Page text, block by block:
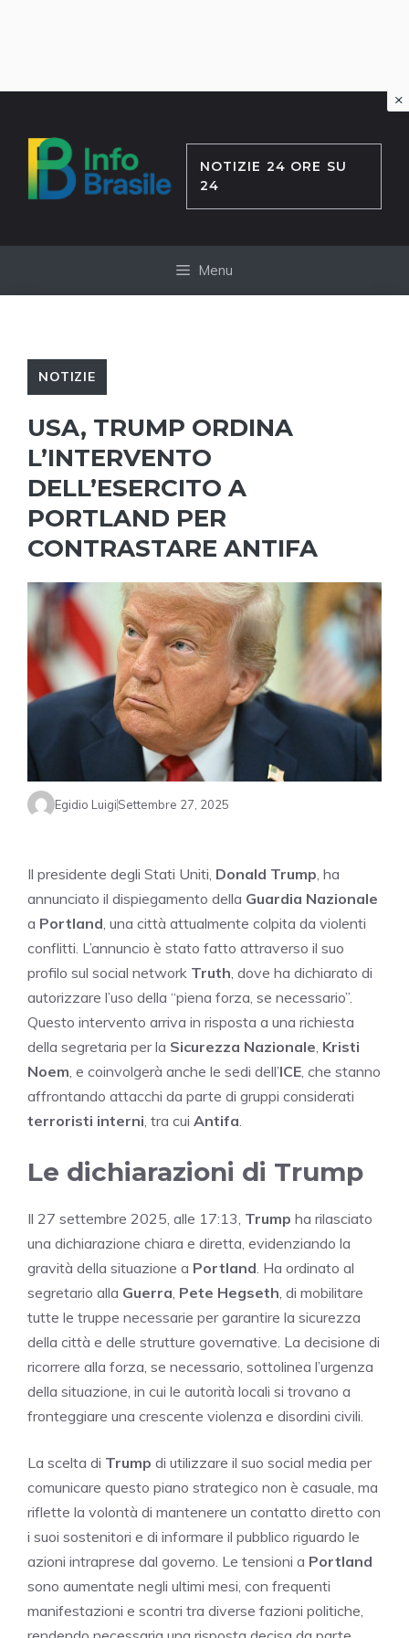
contenuto
NOTIZIE 24 ORE SU
24
Menu
NOTIZIE
USA, TRUMP ORDINA
L’INTERVENTO
DELL’ESERCITO A
PORTLAND PER
CONTRASTARE ANTIFA
Egidio LuigiSettembre 27, 2025
Il presidente degli Stati Uniti, Donald Trump, ha
annunciato il dispiegamento della Guardia Nazionale
a Portland, una città attualmente colpita da violenti
conflitti. L’annuncio è stato fatto attraverso il suo
profilo sul social network Truth, dove ha dichiarato di
autorizzare l’uso della “piena forza, se necessario”.
Questo intervento arriva in risposta a una richiesta
della segretaria per la Sicurezza Nazionale, Kristi
Noem, e coinvolgerà anche le sedi dell’ICE, che stanno
affrontando attacchi da parte di gruppi considerati
terroristi interni, tra cui Antifa.
Le dichiarazioni di Trump
Il 27 settembre 2025, alle 17:13, Trump ha rilasciato
una dichiarazione chiara e diretta, evidenziando la
gravità della situazione a Portland. Ha ordinato al
segretario alla Guerra, Pete Hegseth, di mobilitare
tutte le truppe necessarie per garantire la sicurezza
della città e delle strutture governative. La decisione di
ricorrere alla forza, se necessario, sottolinea l’urgenza
della situazione, in cui le autorità locali si trovano a
fronteggiare una crescente violenza e disordini civili.
La scelta di Trump di utilizzare il suo social media per
comunicare questo piano strategico non è casuale, ma
riflette la volontà di mantenere un contatto diretto con
i suoi sostenitori e di informare il pubblico riguardo le
azioni intraprese dal governo. Le tensioni a Portland
sono aumentate negli ultimi mesi, con frequenti
manifestazioni e scontri tra diverse fazioni politiche,
×